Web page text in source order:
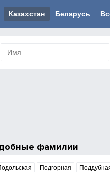
Казахстан Беларусь
фамилии
Подгорная